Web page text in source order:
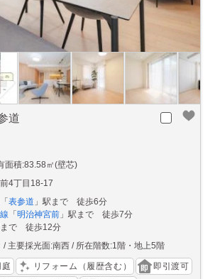
道
面積:83.58㎡(壁芯)
4丁目18-17
「 表参道 」駅まで 徒歩6分
「 明治神宮前 」駅まで 徒歩7分
まで 徒歩12分
主要採光面:南西 所在階数:1階・地上5階
リフォーム（履歴含む）
即引渡可